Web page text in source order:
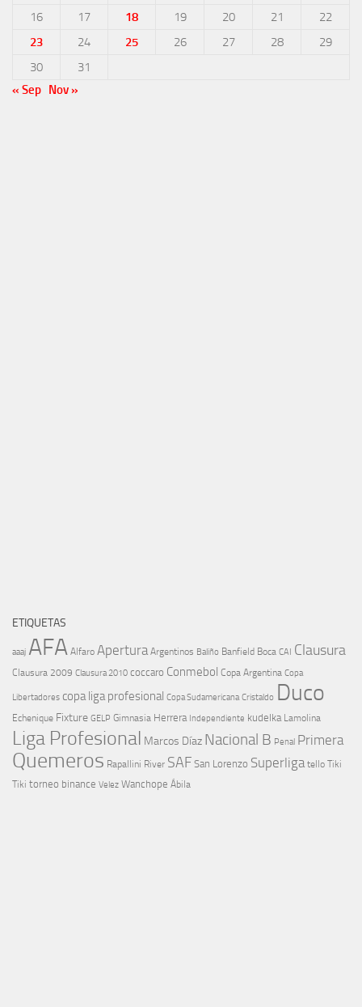
16
17 18 19 20 21
22
23
24 25 26 27 28
29
30
31
« Sep Nov »
ETIQUETAS
aaaj AFA Alfaro Apertura Argentinos Baliño Banfield Boca CAI Clausura
Clausura 2009 Clausura 2010 coccaro Conmebol Copa Argentina Copa
Libertadores copa liga profesional Copa Sudamericana Cristaldo Duco
Echenique Fixture GELP Gimnasia Herrera Independiente kudelka Lamolina
Liga Profesional Marcos Díaz Nacional B Penal Primera
Quemeros Rapallini River SAF San Lorenzo Superliga tello Tiki
Tiki torneo binance Velez Wanchope Ábila